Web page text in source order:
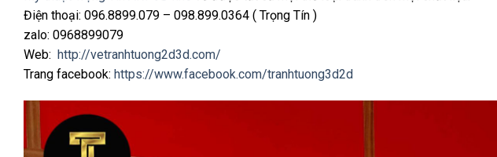
Điện thoại: 096.8899.079 – 098.899.0364 ( Trọng Tín )
zalo: 0968899079
Web: http://vetranhtuong2d3d.com/
Trang facebook: https://www.facebook.com/tranhtuong3d2d